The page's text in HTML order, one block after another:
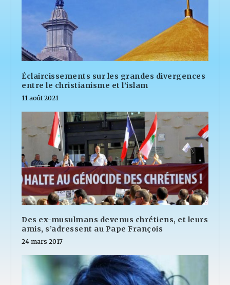
Éclaircissements sur les grandes divergences
entre le christianisme et l’islam
11 août 2021
Des ex-musulmans devenus chrétiens, et leurs
amis, s’adressent au Pape François
24 mars 2017